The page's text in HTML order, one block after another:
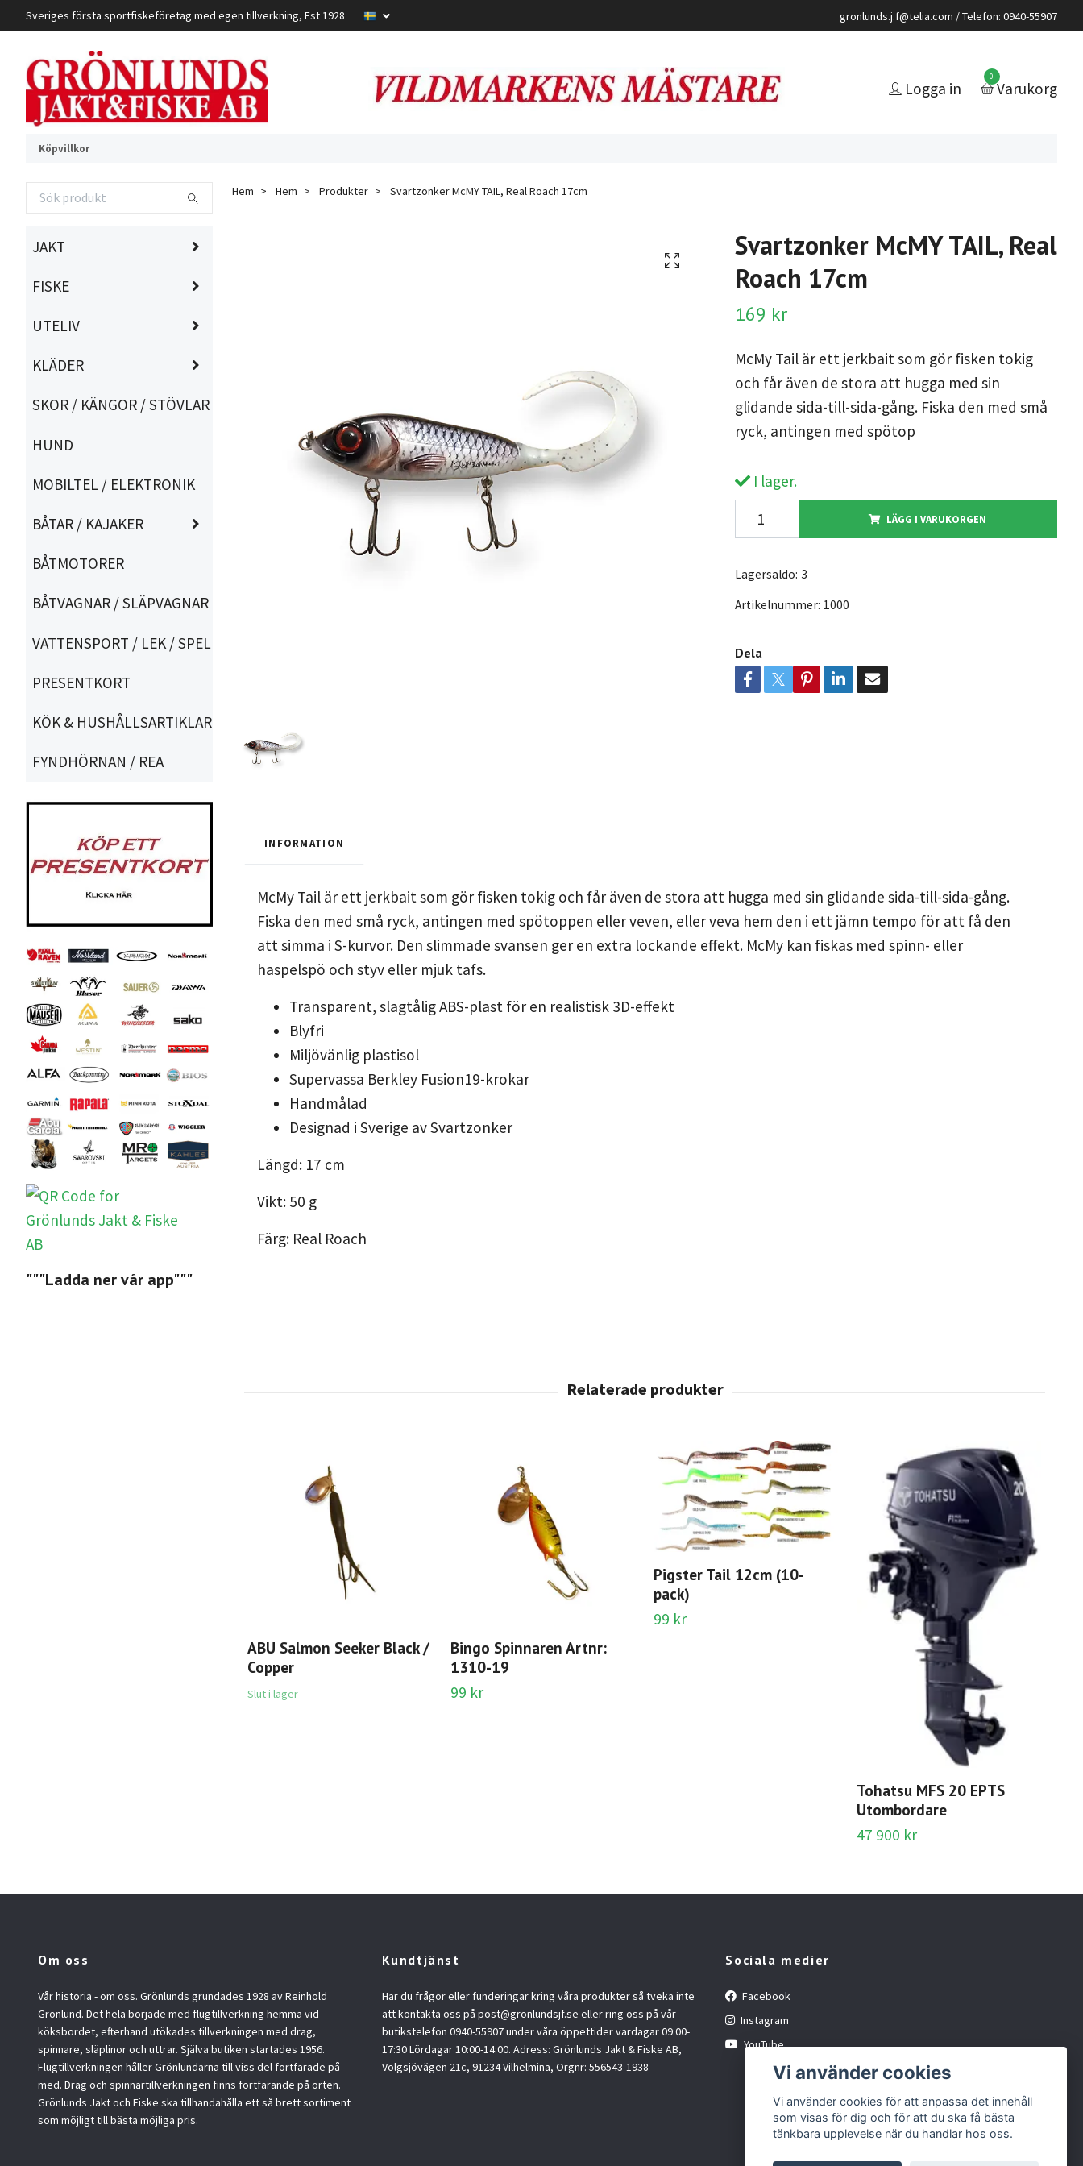
Sveriges första sportfiskeföretag med egen tillverkning, Est 1928 gronlunds.j.f@telia.com / Telefon: 0940-55907
Logga in
0
Varukorg
Köpvillkor
JAKT
FISKE
UTELIV
KLÄDER
SKOR / KÄNGOR / STÖVLAR
HUND
MOBILTEL / ELEKTRONIK
BÅTAR / KAJAKER
BÅTMOTORER
BÅTVAGNAR / SLÄPVAGNAR
VATTENSPORT / LEK / SPEL
PRESENTKORT
KÖK & HUSHÅLLSARTIKLAR
FYNDHÖRNAN / REA
"""Ladda ner vår app"""
Hem Hem Produkter Svartzonker McMY TAIL, Real Roach 17cm
Svartzonker McMY TAIL, Real
Roach 17cm
169 kr
McMy Tail är ett jerkbait som gör fisken tokig
och får även de stora att hugga med sin
glidande sida-till-sida-gång. Fiska den med små
ryck, antingen med spötop
I lager.
LÄGG I VARUKORGEN
Lagersaldo: 3
Artikelnummer: 1000
Dela
INFORMATION
McMy Tail är ett jerkbait som gör fisken tokig och får även de stora att hugga med sin glidande sida-till-sida-gång.
Fiska den med små ryck, antingen med spötoppen eller veven, eller veva hem den i ett jämn tempo för att få den
att simma i S-kurvor. Den slimmade svansen ger en extra lockande effekt. McMy kan fiskas med spinn- eller
haspelspö och styv eller mjuk tafs.
Transparent, slagtålig ABS-plast för en realistisk 3D-effekt
Blyfri
Miljövänlig plastisol
Supervassa Berkley Fusion19-krokar
Handmålad
Designad i Sverige av Svartzonker
Längd: 17 cm
Vikt: 50 g
Färg: Real Roach
ABU Salmon Seeker Black /
Copper
Slut i lager
Bingo Spinnaren Artnr:
1310-19
99 kr
Pigster Tail 12cm (10-
pack)
99 kr
Tohatsu MFS 20 EPTS
Utombordare
47 900 kr
Om oss
Vår historia - om oss. Grönlunds grundades 1928 av Reinhold
Grönlund. Det hela började med flugtillverkning hemma vid
köksbordet, efterhand utökades tillverkningen med drag,
spinnare, släplinor och uttrar. Själva butiken startades 1956.
Flugtillverkningen håller Grönlundarna till viss del fortfarade på
med. Drag och spinnartillverkningen finns fortfarande på orten.
Grönlunds Jakt och Fiske ska tillhandahålla ett så brett sortiment
som möjligt till bästa möjliga pris.
Kundtjänst
Har du frågor eller funderingar kring våra produkter så tveka inte
att kontakta oss på post@gronlundsjf.se eller ring oss på vår
butikstelefon 0940-55907 under våra öppettider vardagar 09:00-
17:30 Lördagar 10:00-14:00. Adress: Grönlunds Jakt & Fiske AB,
Volgsjövägen 21c, 91234 Vilhelmina, Orgnr: 556543-1938
Sociala medier
Facebook
Instagram
YouTube
Vi använder cookies
Vi använder cookies för att anpassa det innehåll
som visas för dig och för att du ska få bästa
tänkbara upplevelse när du handlar hos oss.